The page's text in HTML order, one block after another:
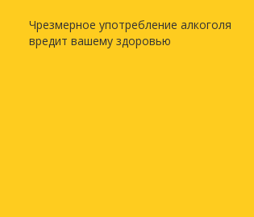
Чрезмерное употребление алкоголя
вредит вашему здоровью